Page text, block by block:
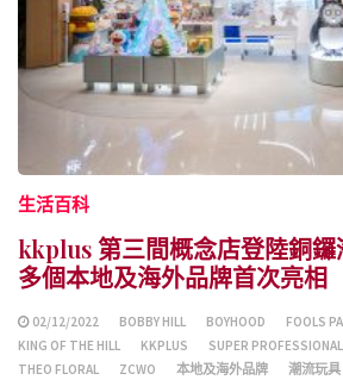
生活百科
kkplus 第三間概念店登陸銅鑼
多個本地及海外品牌首次亮相
02/12/2022 BOBBY HILL BOYHOOD
FOOLS
KING OF THE HILL
KKPLUS SUPER PROFESSIONAL
THEO FLORAL
ZCWO 本地及海外品牌 潮流玩具